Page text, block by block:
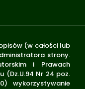
(w całości lub
strony.
i Prawach
(Dz.U.94 Nr 24 poz.
wykorzystywanie